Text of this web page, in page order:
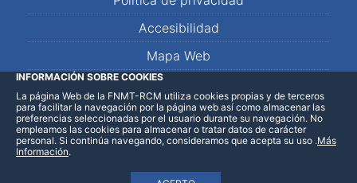
Accesibilidad
Mapa Web
LinkedInFacebookWhatsApp
INFORMACIÓN SOBRE COOKIES
La página Web de la FNMT-RCM utiliza cookies propias y de terceros
para facilitar la navegación por la página web así como almacenar las
preferencias seleccionadas por el usuario durante su navegación. No
empleamos las cookies para almacenar o tratar datos de carácter
personal. Si continúa navegando, consideramos que acepta su uso .Más
Información.